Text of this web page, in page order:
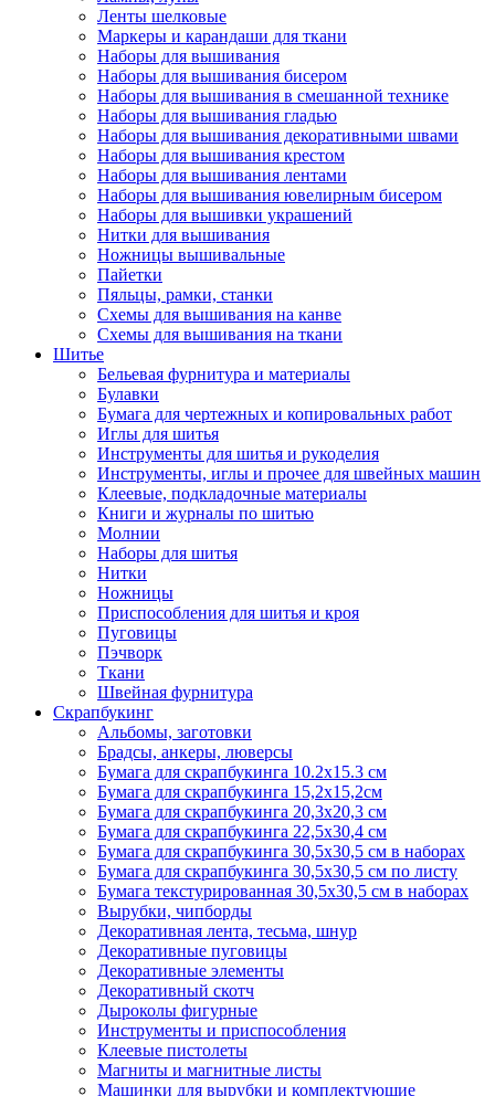
Ленты шелковые
Маркеры и карандаши для ткани
Наборы для вышивания
Наборы для вышивания бисером
Наборы для вышивания в смешанной технике
Наборы для вышивания гладью
Наборы для вышивания декоративными швами
Наборы для вышивания крестом
Наборы для вышивания лентами
Наборы для вышивания ювелирным бисером
Наборы для вышивки украшений
Нитки для вышивания
Ножницы вышивальные
Пайетки
Пяльцы, рамки, станки
Схемы для вышивания на канве
Схемы для вышивания на ткани
Шитье
Бельевая фурнитура и материалы
Булавки
Бумага для чертежных и копировальных работ
Иглы для шитья
Инструменты для шитья и рукоделия
Инструменты, иглы и прочее для швейных машин
Клеевые, подкладочные материалы
Книги и журналы по шитью
Молнии
Наборы для шитья
Нитки
Ножницы
Приспособления для шитья и кроя
Пуговицы
Пэчворк
Ткани
Швейная фурнитура
Скрапбукинг
Альбомы, заготовки
Брадсы, анкеры, люверсы
Бумага для скрапбукинга 10.2х15.3 см
Бумага для скрапбукинга 15,2х15,2см
Бумага для скрапбукинга 20,3х20,3 см
Бумага для скрапбукинга 22,5х30,4 см
Бумага для скрапбукинга 30,5х30,5 см в наборах
Бумага для скрапбукинга 30,5х30,5 см по листу
Бумага текстурированная 30,5х30,5 см в наборах
Вырубки, чипборды
Декоративная лента, тесьма, шнур
Декоративные пуговицы
Декоративные элементы
Декоративный скотч
Дыроколы фигурные
Инструменты и приспособления
Клеевые пистолеты
Магниты и магнитные листы
Машинки для вырубки и комплектующие